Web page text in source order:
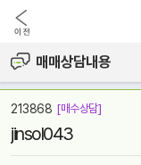
매매상담내용
213868 [매수상담]
jinsol043